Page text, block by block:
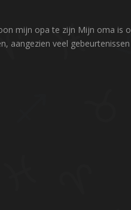
mijn opa te zijn Mijn oma is
aangezien veel